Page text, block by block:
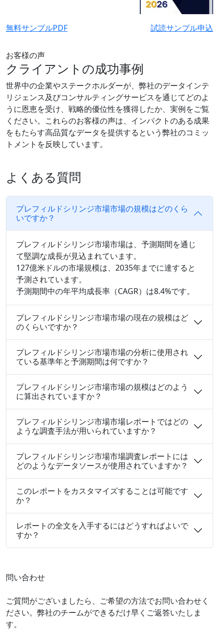
無料サンプルPDF 試読サンプル申込
お客様の声
クライアントの成功事例
世界中の企業やステークホルダーが、弊社のデータインテ
リジェンス及びコンサルティングサービスを通じてどのよ
うに恩恵を受け、戦略的優位性を獲得したか、実例をご覧
ください。これらのお客様の声は、インパクトのある成果
をもたらす高品質なデータを提供するという弊社のコミッ
トメントを反映しています。
よくある質問
プレフィルドシリンジ市場市場の規模はどのくら
いですか？
プレフィルドシリンジ市場市場は、予測期間を通じ
て堅調な成長が見込まれています。
127億米ドルの市場規模は、2035年までに達すると
予測されています。
予測期間中の年平均成長率（CAGR）は8.4%です。
プレフィルドシリンジ市場市場の現在の規模はど
のくらいですか？
プレフィルドシリンジ市場市場の分析に使用され
ている基準年と予測期間は何ですか？
プレフィルドシリンジ市場市場の規模はどのよう
に算出されていますか？
プレフィルドシリンジ市場市場レポートではどの
ような調査手法が用いられていますか？
プレフィルドシリンジ市場市場調査レポートには
どのようなデータソースが使用されていますか？
このレポートをカスタマイズすることは可能です
か？
レポートの全文を入手するにはどうすればよいで
すか？
問い合わせ
ご質問がございましたら、ご希望の方法でお問い合わせく
ださい。弊社のチームができるだけ早くご返答いたしま
す。